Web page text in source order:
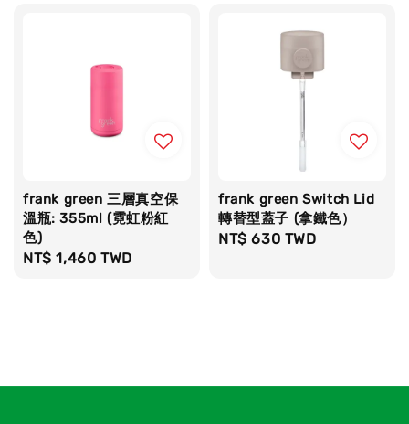
frank green 三層真空保
溫瓶: 355ml (霓虹粉紅
色)
Regular
NT$ 1,460 TWD
frank green Switch Lid
轉替型蓋子 (拿鐵色）
Regular
NT$ 630 TWD